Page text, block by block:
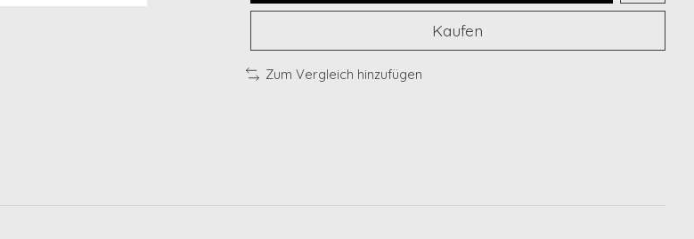
Kaufen
Zum Vergleich hinzufügen